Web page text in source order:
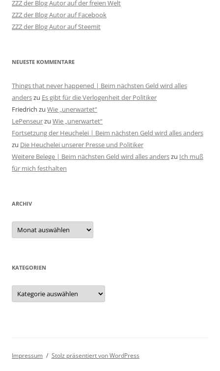
ZZZ der Blog Autor auf der freien Welt
ZZZ der Blog Autor auf Facebook
ZZZ der Blog Autor auf Steemit
NEUESTE KOMMENTARE
Things that never happened | Beim nächsten Geld wird alles
anderszu Es gibt für die Verlogenheit der Politiker
Friedrich zu Wie „unerwartet“
LePenseurzu Wie „unerwartet“
Fortsetzung der Heuchelei | Beim nächsten Geld wird alles anders
zu Die Heuchelei unserer Presse und Politiker
Weitere Belege | Beim nächsten Geld wird alles anderszu Ich muß
für mich festhalten
ARCHIV
Archiv
KATEGORIEN
Kategorien
Impressum Stolz präsentiert von WordPress